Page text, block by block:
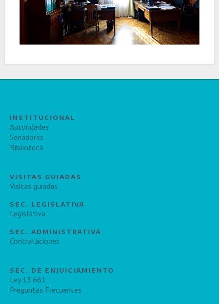
INSTITUCIONAL
Autoridades
Senadores
Biblioteca
VISITAS GUIADAS
Visitas guiadas
SEC. LEGISLATIVA
Legislativa
SEC. ADMINISTRATIVA
Contrataciones
SEC. DE ENJUICIAMIENTO
Ley 13.661
Preguntas Frecuentes